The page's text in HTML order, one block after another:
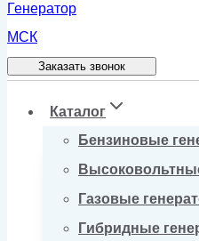
Заказать звонок
Каталог
Бензиновые
Газовые
Гибридные